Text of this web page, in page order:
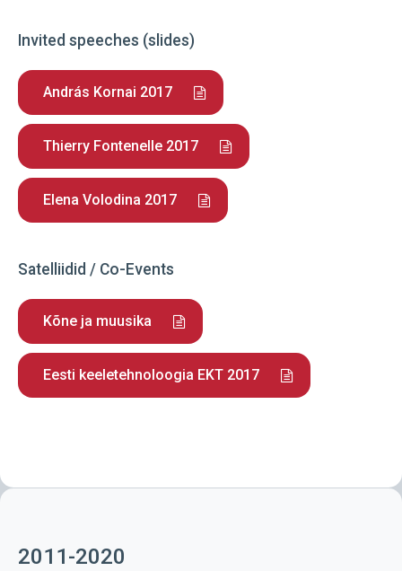
Invited speeches (slides)
András Kornai 2017
Thierry Fontenelle 2017
Elena Volodina 2017
Satelliidid / Co-Events
Kõne ja muusika
Eesti keeletehnoloogia EKT 2017
2011-2020